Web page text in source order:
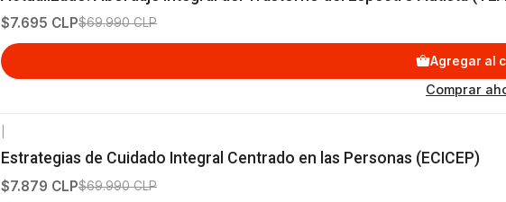
$7.695 CLP$69.990 CLP
Agregar al
Comprar
-89% OFF
Estrategias de Cuidado Integral Centrado en las Personas (ECICEP)
$7.879 CLP$69.990 CLP